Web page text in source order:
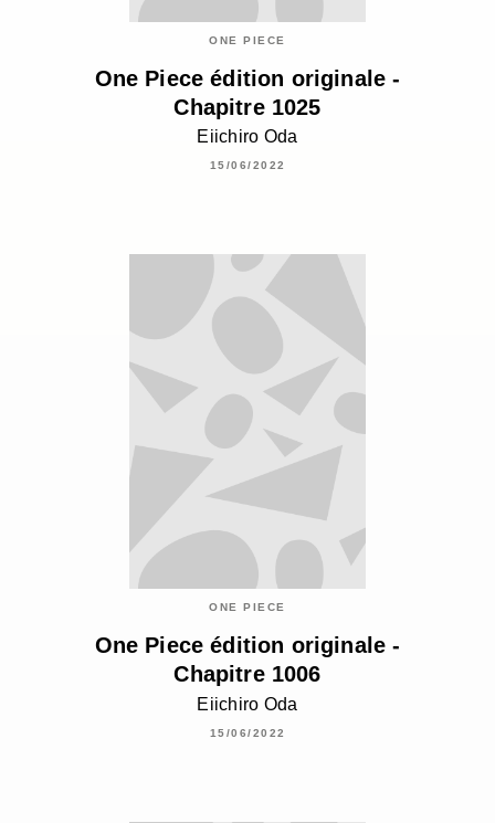
ONE PIECE
One Piece édition originale -
Chapitre 1025
Eiichiro Oda
15/06/2022
ONE PIECE
One Piece édition originale -
Chapitre 1006
Eiichiro Oda
15/06/2022